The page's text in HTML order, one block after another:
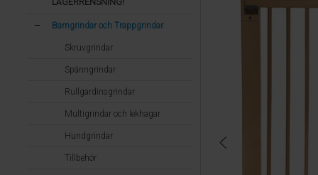
LAGERRENSNING!
Barngrindar och Trappgrindar
Skruvgrindar
Spänngrindar
Rullgardinsgrindar
Multigrindar och lekhagar
Hundgrindar
Tillbehör